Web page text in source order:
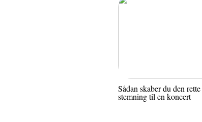
Sådan skaber du den rette
stemning til en koncert